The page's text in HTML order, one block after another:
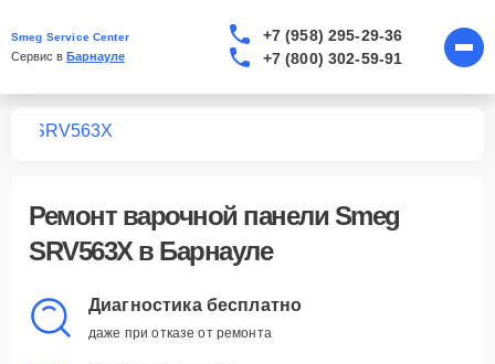
Smeg Service Center
Сервис в Барнауле
+7 (958) 295-29-36
+7 (800) 302-59-91
SRV563X
Ремонт варочной панели Smeg
SRV563Xв Барнауле
Диагностика бесплатно
даже при отказе от ремонта